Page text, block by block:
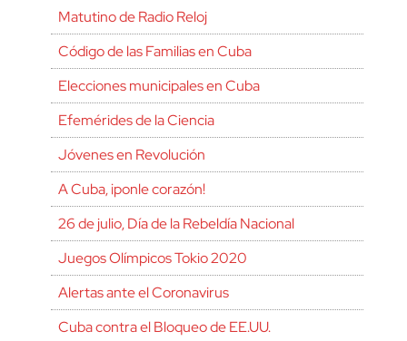
Matutino de Radio Reloj
Código de las Familias en Cuba
Elecciones municipales en Cuba
Efemérides de la Ciencia
Jóvenes en Revolución
A Cuba, ¡ponle corazón!
26 de julio, Día de la Rebeldía Nacional
Juegos Olímpicos Tokio 2020
Alertas ante el Coronavirus
Cuba contra el Bloqueo de EE.UU.